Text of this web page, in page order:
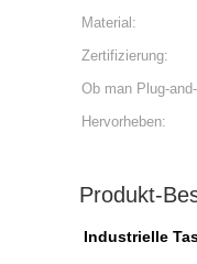
Material:
Zertifizierung:
Ob man Plug-
Hervorheben:
Produkt-
Industrielle